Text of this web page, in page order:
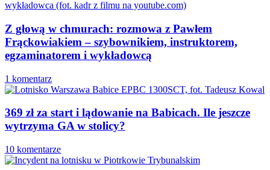
Z głową w chmurach: rozmowa z Pawłem
Frąckowiakiem – szybownikiem, instruktorem,
egzaminatorem i wykładowcą
1 komentarz
369 zł za start i lądowanie na Babicach. Ile jeszcze
wytrzyma GA w stolicy?
10 komentarze